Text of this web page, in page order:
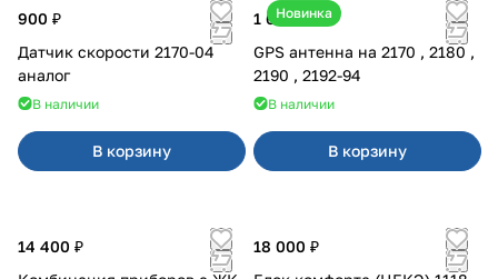
900 ₽
Датчик скорости 2170-04
аналог
В наличии
В корзину
Новинка
1 600 ₽
GPS антенна на 2170 , 2180 ,
2190 , 2192-94
В наличии
В корзину
14 400 ₽
18 000 ₽